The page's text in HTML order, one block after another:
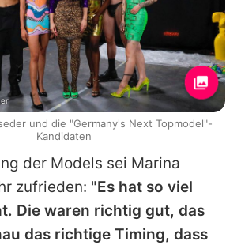
der Models sei Marina
zufrieden: "Es hat so viel
Die waren richtig gut, das
das richtige Timing, dass
und die "Germany's Next Topmodel"-
Kandidaten